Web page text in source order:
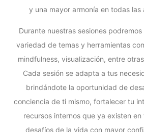
y una mayor armonía en todas las
Durante nuestras sesiones
variedad de temas y herramientas
mindfulness, visualización, entre
Cada sesión se adapta a tus
brindándote la oportunidad de
conciencia de ti mismo, fortalecer tu
recursos internos que ya existen
desafíos de la vida con mayor